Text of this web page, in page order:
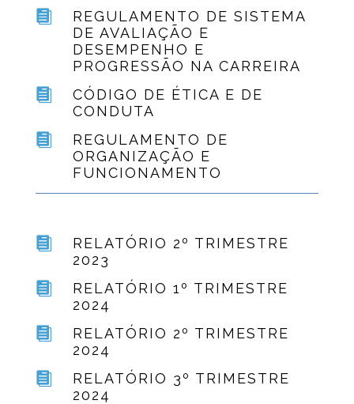

REGULAMENTO DE SISTEMA
DE AVALIAÇÃO E
DESEMPENHO E
PROGRESSÃO NA CARREIRA

CÓDIGO DE ÉTICA E DE
CONDUTA

REGULAMENTO DE
ORGANIZAÇÃO E
FUNCIONAMENTO

RELATÓRIO 2º TRIMESTRE
2023

RELATÓRIO 1º TRIMESTRE
2024

RELATÓRIO 2º TRIMESTRE
2024

RELATÓRIO 3º TRIMESTRE
2024